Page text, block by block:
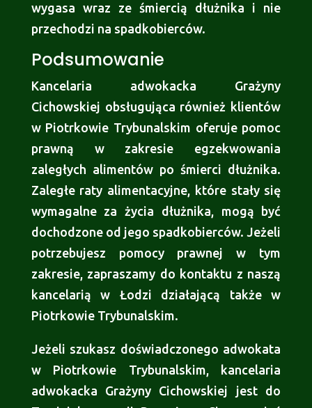
wygasa wraz ze śmiercią dłużnika i nie
przechodzi na spadkobierców.
Podsumowanie
Kancelaria adwokacka Grażyny
Cichowskiej obsługująca również klientów
w Piotrkowie Trybunalskim oferuje pomoc
prawną w zakresie egzekwowania
zaległych alimentów po śmierci dłużnika.
Zaległe raty alimentacyjne, które stały się
wymagalne za życia dłużnika, mogą być
dochodzone od jego spadkobierców. Jeżeli
potrzebujesz pomocy prawnej w tym
zakresie, zapraszamy do kontaktu z naszą
kancelarią w Łodzi działającą także w
Piotrkowie Trybunalskim.
Jeżeli szukasz doświadczonego adwokata
w Piotrkowie Trybunalskim, kancelaria
adwokacka Grażyny Cichowskiej jest do